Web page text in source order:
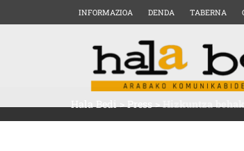
INFORMAZIOA DENDA TABERNA
Hala Bedi>Press>Hizkuntza